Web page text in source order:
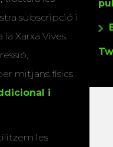
subscripció i
Xarxa Vives.
mitjans físics
i
les